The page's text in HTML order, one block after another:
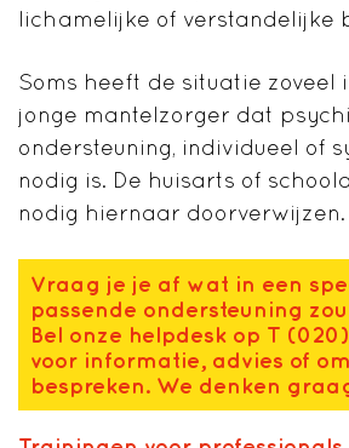
lichamelijke of verstandelijke
Soms heeft de situatie zoveel
jonge mantelzorger dat
ondersteuning, individueel of
nodig is. De huisarts of
nodig hiernaar doorverwijzen.
Vraag je je af wat in een
passende ondersteuning
Bel onze helpdesk op T
voor informatie, advies of
bespreken. We denken